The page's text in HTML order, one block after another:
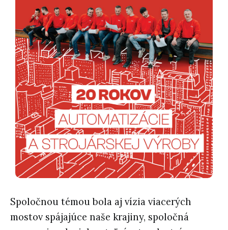
Spoločnou témou bola aj vízia viacerých
mostov spájajúce naše krajiny, spoločná